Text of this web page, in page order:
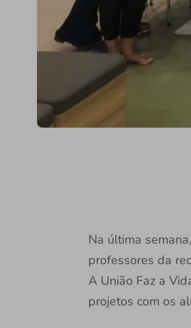
Na última
professores da
A União Faz a
projetos com os